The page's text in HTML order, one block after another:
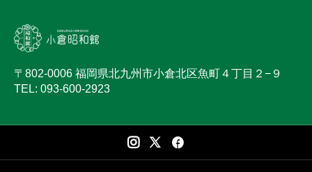
〒802-0006 福岡県北九州市小倉北区魚町４丁目２−９
TEL: 093-600-2923